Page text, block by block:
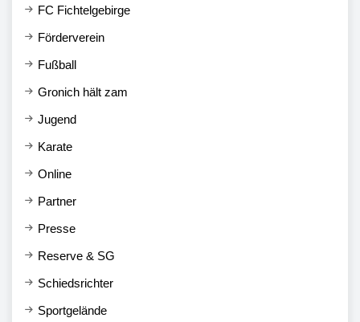
FC Fichtelgebirge
Förderverein
Fußball
Gronich hält zam
Jugend
Karate
Online
Partner
Presse
Reserve & SG
Schiedsrichter
Sportgelände